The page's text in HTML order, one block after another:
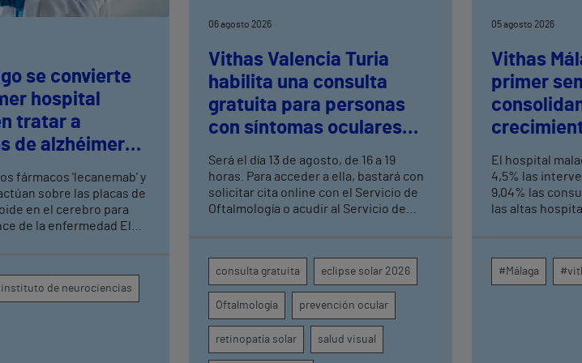
se convierte
hospital
tratar a
de alzhéimer
con terapias
fármacos 'lecanemab' y
sobre las placas de
en el cerebro para
de la enfermedad El
seguimiento clínico
instituto de neurociencias
06 agosto 2026
Vithas Valencia Turia
habilita una consulta
gratuita para personas
con síntomas oculares
tras el eclipse solar
Será el día 13 de agosto, de 16 a 19
horas. Para acceder a ella, bastará con
solicitar cita online con el Servicio de
Oftalmología o acudir al Servicio de
consulta gratuita eclipse solar 2026
Oftalmología prevención ocular
retinopatía solar salud visual
05 agosto 2026
Vithas
primer
consultas
altas
El hospital
4,5% las
9,04% las
las altas
centros
provincia
#Málaga